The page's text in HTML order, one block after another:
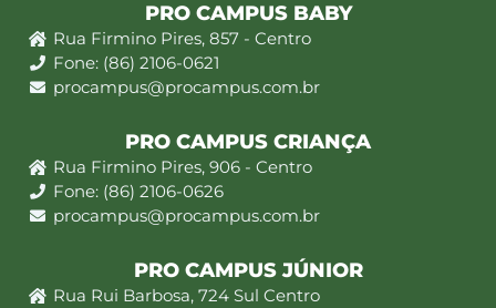
PRO CAMPUS BABY
Rua Firmino Pires, 857 - Centro
Fone: (86) 2106-0621
procampus@procampus.com.br
PRO CAMPUS CRIANÇA
Rua Firmino Pires, 906 - Centro
Fone: (86) 2106-0626
procampus@procampus.com.br
PRO CAMPUS JÚNIOR
Rua Rui Barbosa, 724 Sul Centro